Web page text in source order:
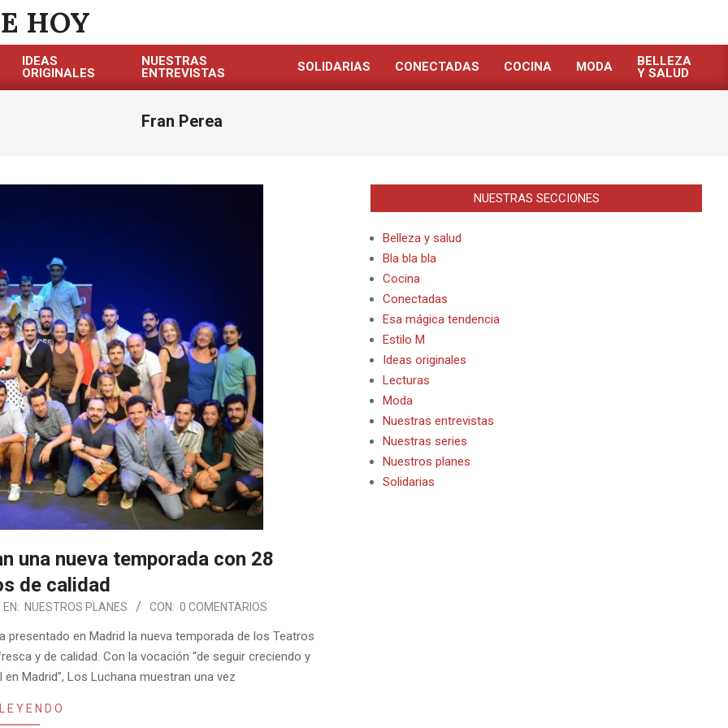
HOY
IDEAS
ORIGINALES
NUESTRAS
ENTREVISTAS
SOLIDARIAS CONECTADAS COCINA MODA
BELLEZA
Y SALUD
Fran Perea
una nueva temporada con 28
de calidad
EN: NUESTROS PLANES CON: 0 COMENTARIOS
en Madrid la nueva temporada de los Teatros
y de calidad. Con la vocación “de seguir creciendo y
Madrid”, Los Luchana muestran una vez
NUESTRAS SECCIONES
Belleza y salud
Bla bla bla
Cocina
Conectadas
Esa mágica tendencia
Estilo M
Ideas originales
Lecturas
Moda
Nuestras entrevistas
Nuestras series
Nuestros planes
Solidarias